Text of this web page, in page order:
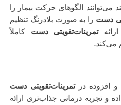
الگوهای حرکت بیمار را
دست را به صورت بلادرنگ تنظیم
تمرینات‌تقویتی دست کاملاً
می‌کند.
و افزوده درتمرینات‌تقویتی دست
و تجربه درمانی جذاب‌تری ارائه